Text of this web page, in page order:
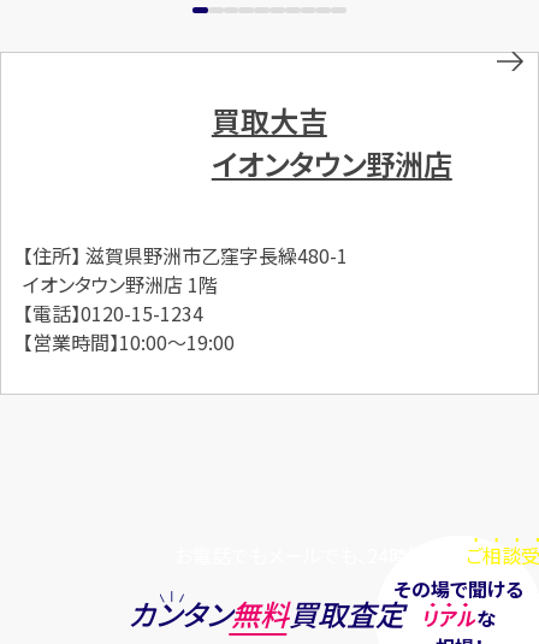
買取大吉
イオンタウン野洲店
【住所】 滋賀県野洲市乙窪字長繰480-1
イオンタウン野洲店 1階
【電話】0120-15-1234
【営業時間】10:00～19:00
ご相談
その場で聞ける
リアルな
カンタン無料買取査定